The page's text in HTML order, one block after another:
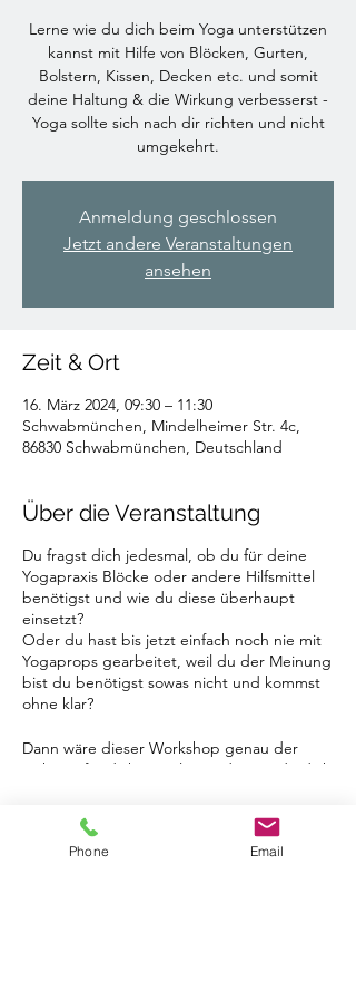
Lerne wie du dich beim Yoga unterstützen
kannst mit Hilfe von Blöcken, Gurten,
Bolstern, Kissen, Decken etc. und somit
deine Haltung & die Wirkung verbesserst -
Yoga sollte sich nach dir richten und nicht
umgekehrt.
Anmeldung geschlossen
Jetzt andere Veranstaltungen
ansehen
Zeit & Ort
16. März 2024, 09:30 – 11:30
Schwabmünchen, Mindelheimer Str. 4c,
86830 Schwabmünchen, Deutschland
Über die Veranstaltung
Du fragst dich jedesmal, ob du für deine
Yogapraxis Blöcke oder andere Hilfsmittel
benötigst und wie du diese überhaupt
einsetzt?
Oder du hast bis jetzt einfach noch nie mit
Yogaprops gearbeitet, weil du der Meinung
bist du benötigst sowas nicht und kommst
ohne klar?
Dann wäre dieser Workshop genau der
Richtige für dich. Hier lernst du, wie du dich
hoffentlich bekannt ist, geht es im Yoga
darum, das Beste für dich zu tun und das
Tickets
Phone Email